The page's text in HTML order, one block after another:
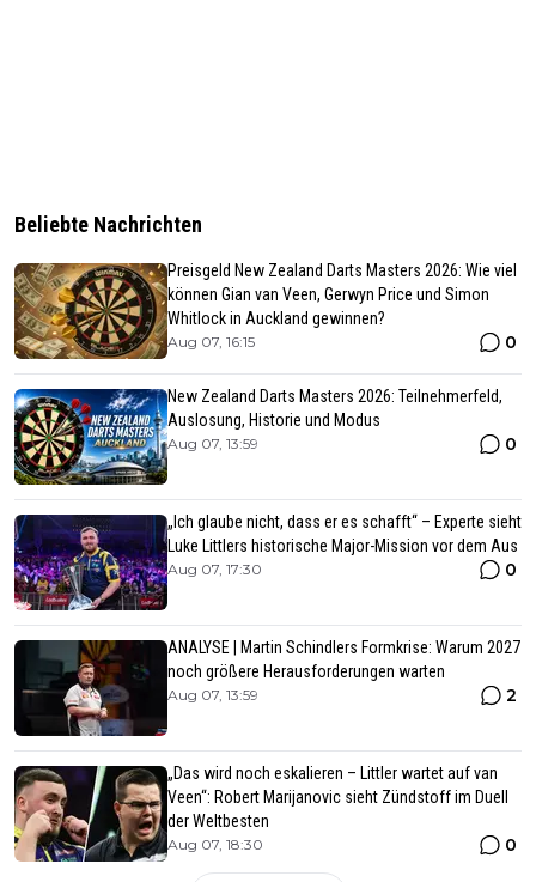
Beliebte Nachrichten
Preisgeld New Zealand Darts Masters 2026: Wie viel
können Gian van Veen, Gerwyn Price und Simon
Whitlock in Auckland gewinnen?
Aug 07, 16:15 0
New Zealand Darts Masters 2026: Teilnehmerfeld,
Auslosung, Historie und Modus
Aug 07, 13:59 0
„Ich glaube nicht, dass er es schafft“ – Experte sieht
Luke Littlers historische Major-Mission vor dem Aus
Aug 07, 17:30 0
ANALYSE | Martin Schindlers Formkrise: Warum 2027
noch größere Herausforderungen warten
Aug 07, 13:59 2
„Das wird noch eskalieren – Littler wartet auf van
Veen“: Robert Marijanovic sieht Zündstoff im Duell
der Weltbesten
Aug 07, 18:30 0